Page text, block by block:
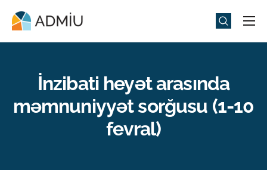
Universitet
Media
Tədbirlər
İnzibati heyət arasında
məmnuniyyət sorğusu (1-10
fevral)